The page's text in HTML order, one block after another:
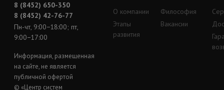
8 (8452) 650-350
8 (8452) 42-76-77
Пн-чт, 9:00−18:00; пт,
9:00−17:00
Информация, размещенная
на сайте, не является
публичной офертой
© «Центр систем
О компании
Этапы
развития
Философия
Вакансии